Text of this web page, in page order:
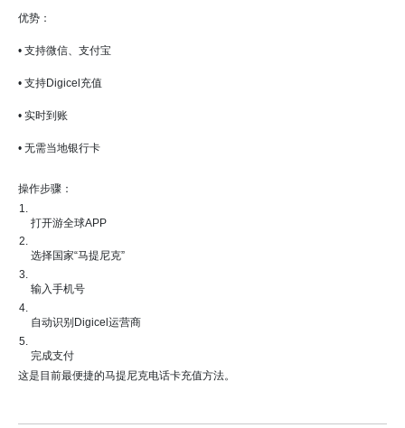
优势：
• 支持微信、支付宝
• 支持Digicel充值
• 实时到账
• 无需当地银行卡
操作步骤：
打开游全球APP
选择国家“马提尼克”
输入手机号
自动识别Digicel运营商
完成支付
这是目前最便捷的马提尼克电话卡充值方法。